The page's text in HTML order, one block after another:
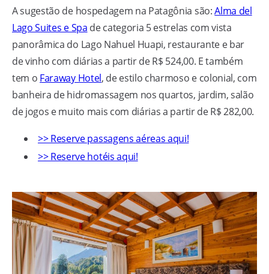
A sugestão de hospedagem na Patagônia são:Alma del
Lago Suites e Spa de categoria 5 estrelas com vista
panorâmica do Lago Nahuel Huapi, restaurante e bar
de vinho com diárias a partir de R$ 524,00. E também
tem o Faraway Hotel, de estilo charmoso e colonial, com
banheira de hidromassagem nos quartos, jardim, salão
de jogos e muito mais com diárias a partir de R$ 282,00.
>> Reserve passagens aéreas aqui!
>> Reserve hotéis aqui!